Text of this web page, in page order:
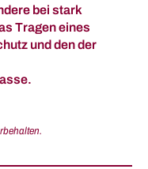
bei stark
Tragen eines
und den der